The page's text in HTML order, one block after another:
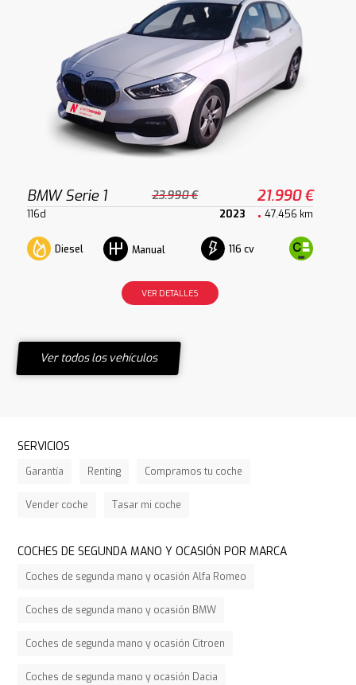
BMW Serie 1 23.990 € 21.990 €
116d 2023 47.456 km
Diesel Manual 116 cv
VER DETALLES
Ver todos los vehículos
SERVICIOS
Garantía Renting Compramos tu coche
Vender coche Tasar mi coche
COCHES DE SEGUNDA MANO Y OCASIÓN POR MARCA
Coches de segunda mano y ocasión Alfa Romeo
Coches de segunda mano y ocasión BMW
Coches de segunda mano y ocasión Citroen
Coches de segunda mano y ocasión Dacia